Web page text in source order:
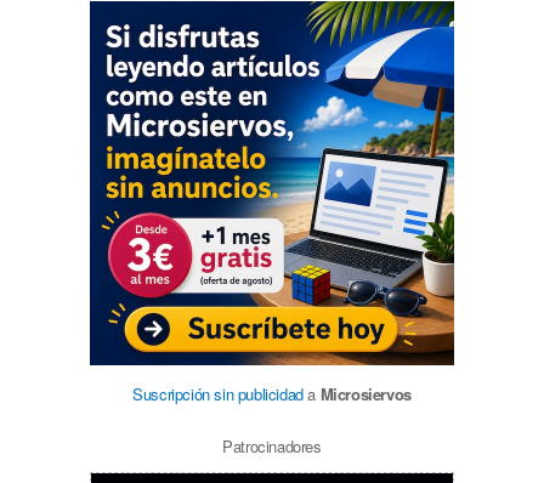
Suscripción sin publicidada Microsiervos
Patrocinadores